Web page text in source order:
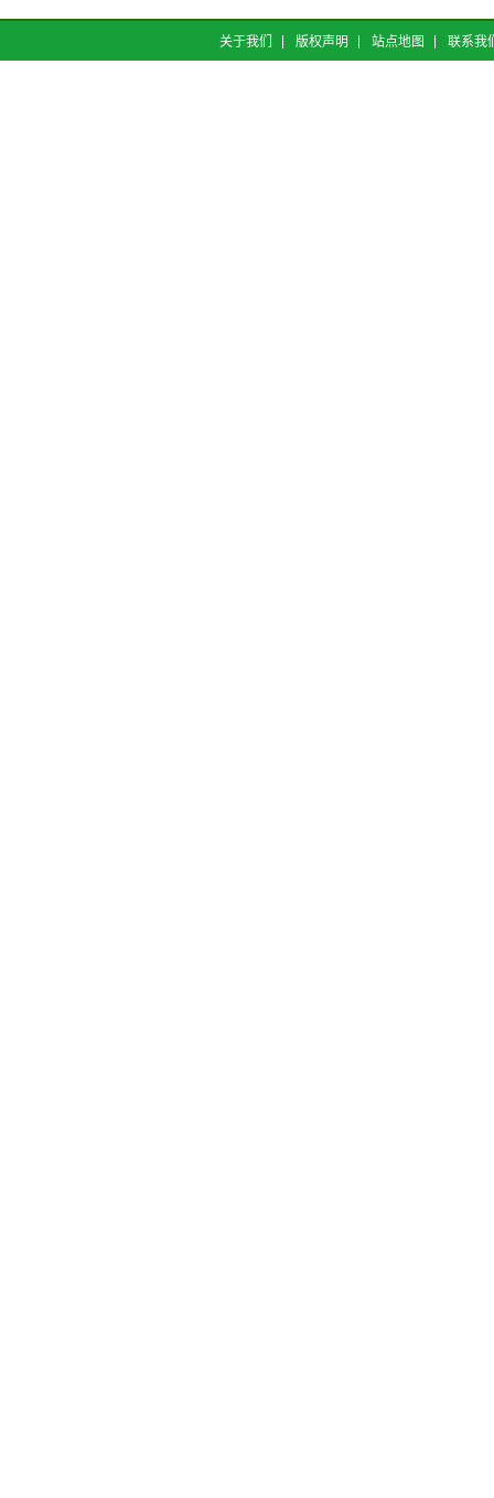
关于我们 版权声明 站点地图 联系我